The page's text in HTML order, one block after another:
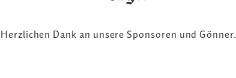
Herzlichen Dank an unsereSponsoren und Gönner.